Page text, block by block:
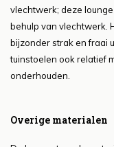
vlechtwerk; deze
behulp van vlechtwerk.
bijzonder strak en fraai
tuinstoelen ook relatief
onderhouden.
Overige materialen